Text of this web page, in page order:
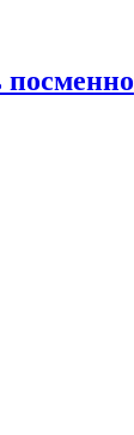
посменно